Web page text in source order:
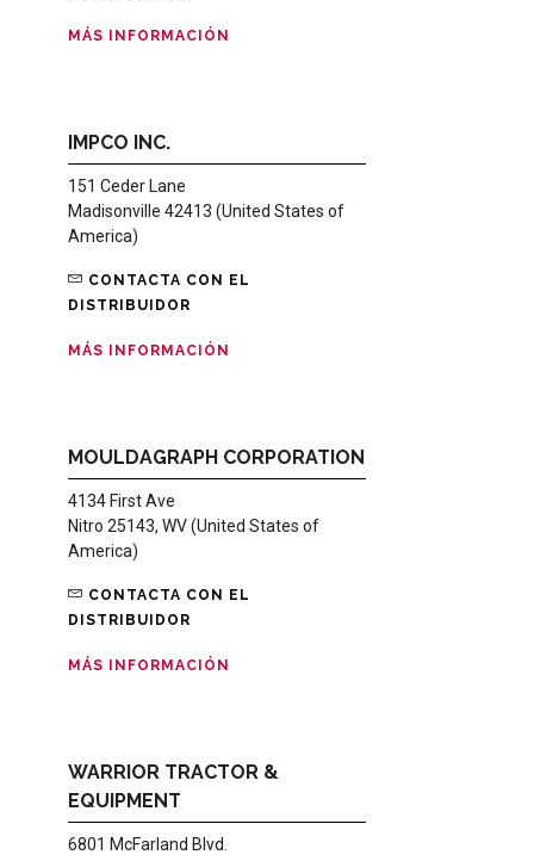
MÁS INFORMACIÓN
IMPCO INC.
151 Ceder Lane
Madisonville 42413 (United States of
America)
CONTACTA CON EL
DISTRIBUIDOR
MÁS INFORMACIÓN
MOULDAGRAPH CORPORATION
4134 First Ave
Nitro 25143, WV (United States of
America)
CONTACTA CON EL
DISTRIBUIDOR
MÁS INFORMACIÓN
WARRIOR TRACTOR &
EQUIPMENT
6801 McFarland Blvd.